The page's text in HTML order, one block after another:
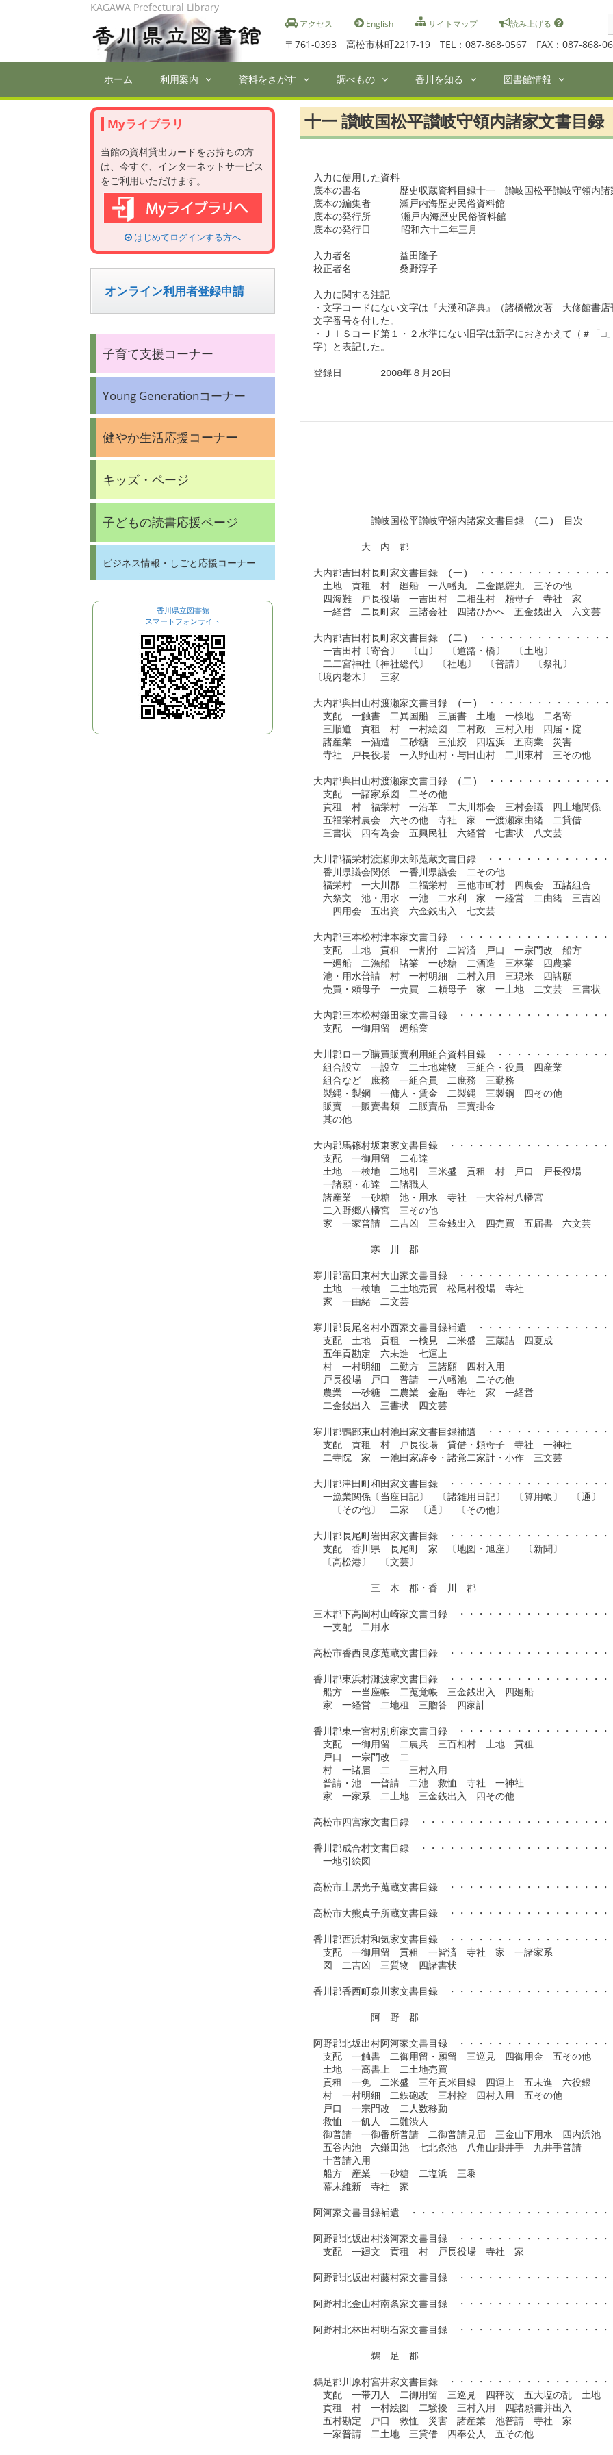
アクセス English サイトマップ 読み上げる
〒761-0393 高松市林町2217-19 TEL：087-868-0567 FAX：087-868-
KAGAWA Prefectural Library
ホーム 利用案内 資料をさがす 調べもの 香川を知る 図書館情報
十一 讃岐国松平讃岐守領内諸家文書目
入力に使用した資料
底本の書名　　　　歴史収蔵資料目録十一　讃岐国松平讃岐
底本の編集者　　　瀬戸内海歴史民俗資料館
底本の発行所　　  瀬戸内海歴史民俗資料館
底本の発行日　　  昭和六十二年三月
入力者名　　　　　益田隆子
校正者名　　　　　桑野淳子
入力に関する注記
・文字コードにない文字は『大漢和辞典』（諸橋轍次著　大修館書店
文字番号を付した。
・ＪＩＳコード第１・２水準にない旧字は新字におきかえて（＃「□
字）と表記した。
登録日　　　　2008年８月20日
讃岐国松平讃岐守領内諸家文書目録　(二)　目次
大　内　郡
大内郡吉田村長町家文書目録　(一)　・・・
土地　貢租　村　廻船　一八幡丸　二金毘羅丸　三その他
四海難　戸長役場　一吉田村　二相生村　頼母子　寺社　家
一経営　二長町家　三諸会社　四諸ひかへ　五金銭出入　六文芸
大内郡吉田村長町家文書目録　(二)　・・・・・・・・・・・・・
一吉田村〔寄合〕　〔山〕　〔道路・橋〕　〔土地〕
二二宮神社〔神社総代〕　〔社地〕　〔普請〕　〔祭礼〕
〔境内老木〕　三家
大内郡與田山村渡瀬家文書目録　(一)　・・・・・・・・・・・・
支配　一触書　二異国船　三届書　土地　一検地　二名寄
三順道　貢租　村　一村絵図　二村政　三村入用　四届・掟
諸産業　一酒造　二砂糖　三油絞　四塩浜　五商業　災害
寺社　戸長役場　一入野山村・与田山村　二川東村　三その他
大内郡與田山村渡瀬家文書目録　(二)　・・・・・・・・・・・・
支配　一諸家系図　二その他
貢租　村　福栄村　一沿革　二大川郡会　三村会議　四土地関係
五福栄村農会　六その他　寺社　家　一渡瀬家由緒　二貸借
三書状　四有為会　五興民社　六経営　七書状　八文芸
大川郡福栄村渡瀬卯太郎蒐蔵文書目録　・・・・・・・・・・・・
香川県議会関係　一香川県議会　二その他
福栄村　一大川郡　二福栄村　三他市町村　四農会　五諸組合
六祭文　池・用水　一池　二水利　家　一経営　二由緒　三吉凶
四用会　五出資　六金銭出入　七文芸
大内郡三本松村津本家文書目録　・・・・・・・・・・・・・・・
支配　土地　貢租　一割付　二皆済　戸口　一宗門改　船方
一廻船　二漁船　諸業　一砂糖　二酒造　三林業　四農業
池・用水普請　村　一村明細　二村入用　三現米　四諸願
売買・頼母子　一売買　二頼母子　家　一土地　二文芸　三書状
大内郡三本松村鎌田家文書目録　・・・・・・・・・・・・・・・
支配　一御用留　廻船業
大川郡ロープ購買販賣利用組合資料目録　・・・・・・・・・・・
組合設立　一設立　二土地建物　三組合・役員　四産業
組合など　庶務　一組合員　二庶務　三勤務
製縄・製鋼　一傭人・賃金　二製縄　三製鋼　四その他
販賣　一販賣書類　二販賣品　三賣掛金
其の他
大内郡馬篠村坂東家文書目録　・・・・・・・・・・・・・・・・
支配　一御用留　二布達
土地　一検地　二地引　三米盛　貢租　村　戸口　戸長役場
一諸願・布達　二諸職人
諸産業　一砂糖　池・用水　寺社　一大谷村八幡宮
二入野郷八幡宮　三その他
家　一家普請　二吉凶　三金銭出入　四売買　五届書　六文芸
寒　川　郡
寒川郡富田東村大山家文書目録　・・・・・・・・・・・・・・・
土地　一検地　二土地売買　松尾村役場　寺社
家　一由緒　二文芸
寒川郡長尾名村小西家文書目録補遺　・・・・・・・・・・・・・
支配　土地　貢租　一検見　二米盛　三蔵詰　四夏成
五年貢勘定　六未進　七運上
村　一村明細　二勤方　三諸願　四村入用
戸長役場　戸口　普請　一八幡池　二その他
農業　一砂糖　二農業　金融　寺社　家　一経営
二金銭出入　三書状　四文芸
寒川郡鴨部東山村池田家文書目録補遺　・・・・・・・・・・・・
支配　貢租　村　戸長役場　貸借・頼母子　寺社　一神社
二寺院　家　一池田家辞令・諸覚二家計・小作　三文芸
大川郡津田町和田家文書目録　・・・・・・・・・・・・・・・・
一漁業関係〔当座日記〕　〔諸雑用日記〕　〔算用帳〕　〔通〕
〔その他〕　二家　〔通〕　〔その他〕
大川郡長尾町岩田家文書目録　・・・・・・・・・・・・・・・・
支配　香川県　長尾町　家　〔地図・旭座〕　〔新聞〕
〔高松港〕　〔文芸〕
三　木　郡・香　川　郡
三木郡下高岡村山崎家文書目録　・・・・・・・・・・・・・・・
一支配　二用水
高松市香西良彦蒐蔵文書目録　・・・・・・・・・・・・・・・・
香川郡東浜村灘波家文書目録　・・・・・・・・・・・・・・・・
船方　一当座帳　二蒐覚帳　三金銭出入　四廻船
家　一経営　二地租　三贈答　四家計
香川郡東一宮村別所家文書目録　・・・・・・・・・・・・・・・
支配　一御用留　二農兵　三百相村　土地　貢租
戸口　一宗門改　二
村　一諸届　二　　三村入用
普請・池　一普請　二池　救恤　寺社　一神社
家　一家系　二土地　三金銭出入　四その他
高松市四宮家文書目録　・・・・・・・・・・・・・・・・・・・
香川郡成合村文書目録　・・・・・・・・・・・・・・・・・・・
一地引絵図
高松市土居光子蒐蔵文書目録　・・・・・・・・・・・・・・・・
高松市大熊貞子所蔵文書目録　・・・・・・・・・・・・・・・・
香川郡西浜村和気家文書目録　・・・・・・・・・・・・・・・・
支配　一御用留　貢租　一皆済　寺社　家　一諸家系
図　二吉凶　三質物　四諸書状
香川郡香西町泉川家文書目録　・・・・・・・・・・・・・・・・
阿　野　郡
阿野郡北坂出村阿河家文書目録　・・・・・・・・・・・・・・・
支配　一触書　二御用留・願留　三巡見　四御用金　五その他
土地　一高書上　二土地売買
貢租　一免　二米盛　三年貢米目録　四運上　五未進　六役銀
村　一村明細　二鉄砲改　三村控　四村入用　五その他
戸口　一宗門改　二人数移動
救恤　一飢人　二難渋人
御普請　一御番所普請　二御普請見届　三金山下用水　四内浜池
五谷内池　六鎌田池　七北条池　八角山掛井手　九井手普請
十普請入用
船方　産業　一砂糖　二塩浜　三黍
幕末維新　寺社　家
阿河家文書目録補遺　・・・・・・・・・・・・・・・・・・・・
阿野郡北坂出村淡河家文書目録　・・・・・・・・・・・・・・・
支配　一廻文　貢租　村　戸長役場　寺社　家
阿野郡北坂出村藤村家文書目録　・・・・・・・・・・・・・・・
阿野村北金山村南条家文書目録　・・・・・・・・・・・・・・・
阿野村北林田村明石家文書目録　・・・・・・・・・・・・・・・
鵜　足　郡
鵜足郡川原村宮井家文書目録　・・・・・・・・・・・・・・・・
支配　一帯刀人　二御用留　三巡見　四秤改　五大塩の乱　土地
貢租　村　一村絵図　二騒擾　三村入用　四諸願書并出入
五村勘定　戸口　救恤　災害　諸産業　池普請　寺社　家
一家普請　二土地　三貸借　四奉公人　五その他
Myライブラリ
当館の資料貸出カードをお持ちの方
は、今すぐ、インターネットサービス
をご利用いただけます。
はじめてログインする方へ
オンライン利用者登録申請
子育て支援コーナー
Young Generationコーナー
健やか生活応援コーナー
キッズ・ページ
子どもの読書応援ページ
ビジネス情報・しごと応援コーナー
香川県立図書館
スマートフォンサイト